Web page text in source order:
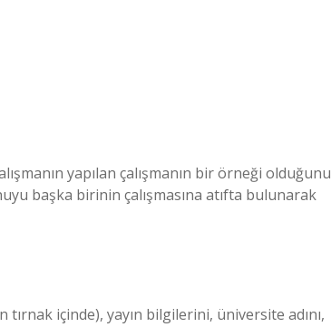
yapılan çalışmanın bir örneği olduğunu
başka birinin çalışmasına atıfta bulunarak
tırnak içinde), yayın bilgilerini, üniversite adını,